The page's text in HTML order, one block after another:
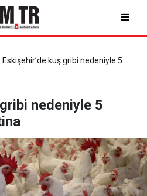
Eskişehir’de kuş gribi nedeniyle 5
nedeniyle 5